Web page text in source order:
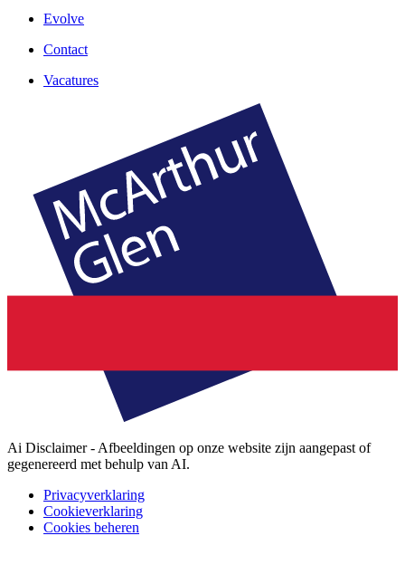
Evolve
Contact
Vacatures
Ai Disclaimer - Afbeeldingen op onze website zijn aangepast of
gegenereerd met behulp van AI.
Privacyverklaring
Cookieverklaring
Cookies beheren